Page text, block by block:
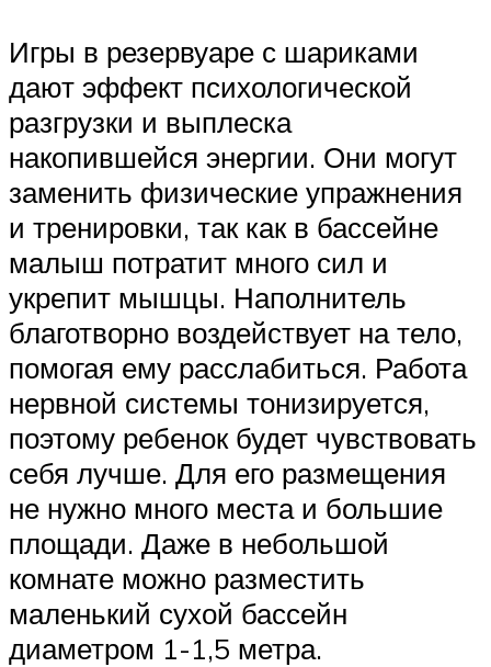
Игры в резервуаре с шариками
дают эффект психологической
разгрузки и выплеска
накопившейся энергии. Они могут
заменить физические упражнения
и тренировки, так как в бассейне
малыш потратит много сил и
укрепит мышцы. Наполнитель
благотворно воздействует на тело,
помогая ему расслабиться. Работа
нервной системы тонизируется,
поэтому ребенок будет чувствовать
себя лучше. Для его размещения
не нужно много места и большие
площади. Даже в небольшой
комнате можно разместить
маленький сухой бассейн
диаметром 1-1,5 метра.